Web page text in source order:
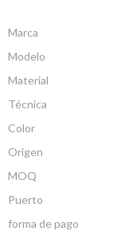
Marca
Modelo
Material
Técnica
Color
Origen
MOQ
Puerto
forma de pago